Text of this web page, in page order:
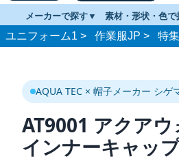
メーカーで探す 素材・形状・色で
ユニフォーム1 > 作業服JP > 特集
AQUA TEC × 帽子メーカー シゲ
AT9001 アクア
インナーキャッ